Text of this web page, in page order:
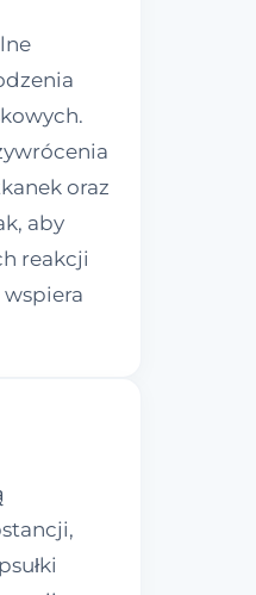
oraz
aby
reakcji